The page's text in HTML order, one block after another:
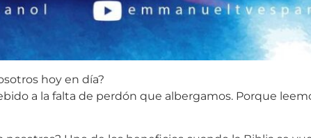
hoy en día?
a la falta de perdón que albergamos. Porque